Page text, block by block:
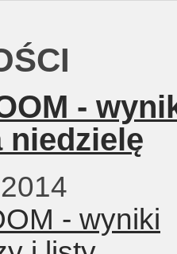
-
niedzielę